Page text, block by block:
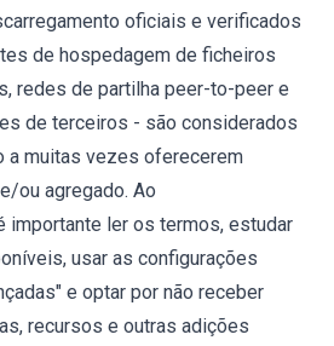
oficiais e verificados
de hospedagem de ficheiros
redes de partilha peer-to-peer e
de terceiros - são considerados
a muitas vezes oferecerem
ou agregado. Ao
importante ler os termos, estudar
usar as configurações
e optar por não receber
recursos e outras adições